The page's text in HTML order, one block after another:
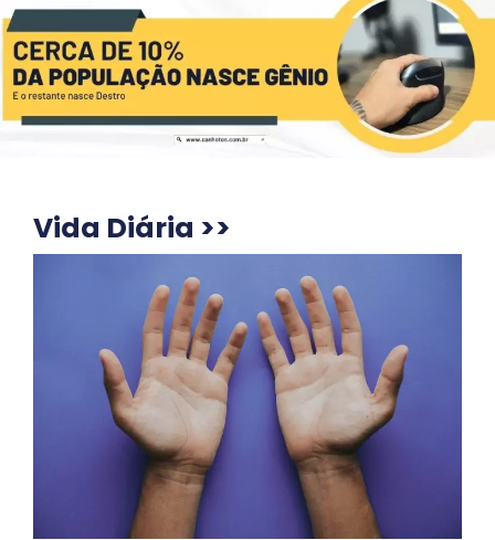
Vida Diária >>